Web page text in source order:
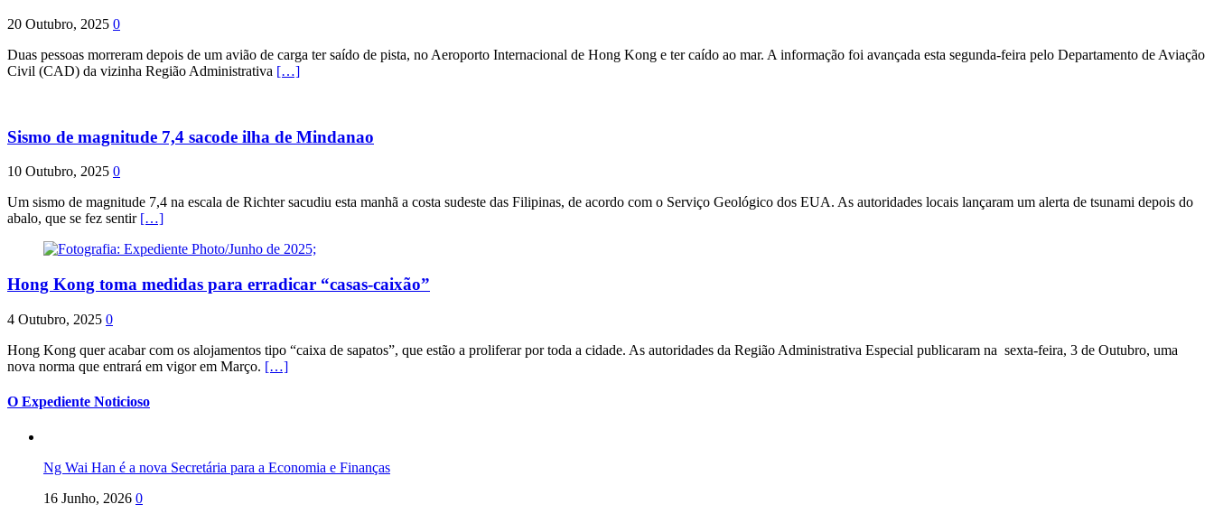
20 Outubro, 2025 0
Duas pessoas morreram depois de um avião de carga ter saído de pista, no Aeroporto Internacional de Hong Kong e ter caído ao mar. A informação foi avançada esta segunda-feira pelo Departamento de Aviação
Civil (CAD) da vizinha Região Administrativa […]
Sismo de magnitude 7,4 sacode ilha de Mindanao
10 Outubro, 2025 0
Um sismo de magnitude 7,4 na escala de Richter sacudiu esta manhã a costa sudeste das Filipinas, de acordo com o Serviço Geológico dos EUA. As autoridades locais lançaram um alerta de tsunami depois do
abalo, que se fez sentir […]
Hong Kong toma medidas para erradicar “casas-caixão”
4 Outubro, 2025 0
Hong Kong quer acabar com os alojamentos tipo “caixa de sapatos”, que estão a proliferar por toda a cidade. As autoridades da Região Administrativa Especial publicaram na sexta-feira, 3 de Outubro, uma
nova norma que entrará em vigor em Março. […]
O Expediente Noticioso
Ng Wai Han é a nova Secretária para a Economia e Finanças
16 Junho, 2026 0